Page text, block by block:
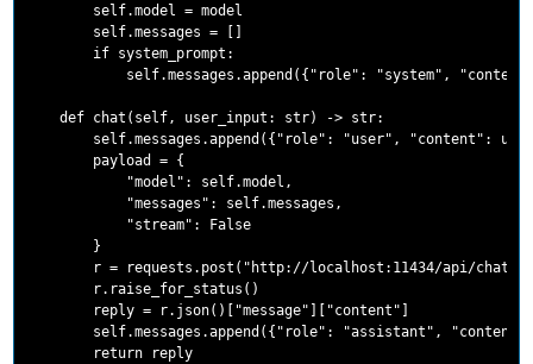
        self.model = model
        self.messages = []
        if system_prompt:
self.messages.append({"role": "system",
    def chat(self, user_input: str) -> str:
self.messages.append({"role": "user", "content":
        payload = {
            "model": self.model,
            "messages": self.messages,
            "stream": False
        }
r = requests.post("http://localhost:11434/api/
        r.raise_for_status()
        reply = r.json()["message"]["content"]
self.messages.append({"role": "assistant",
        return reply